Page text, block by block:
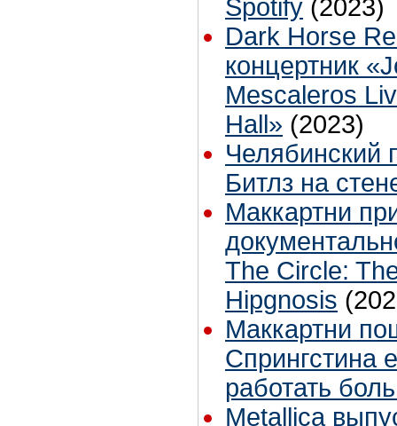
Spotify (2023)
Dark Horse
концертник
Mescaleros
Hall» (2023)
Челябинский
Битлз на
Маккартни
The Circle:
Hipgnosis
Маккартни
Спрингстина
работать
Metallica